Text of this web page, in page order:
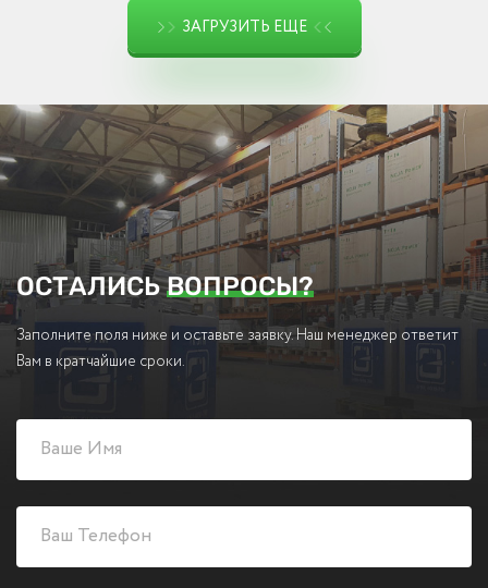
ЗАГРУЗИТЬ ЕЩЕ
ОСТАЛИСЬВОПРОСЫ?
Заполните поля ниже и оставьте заявку. Наш менеджер ответит
Вам в кратчайшие сроки.